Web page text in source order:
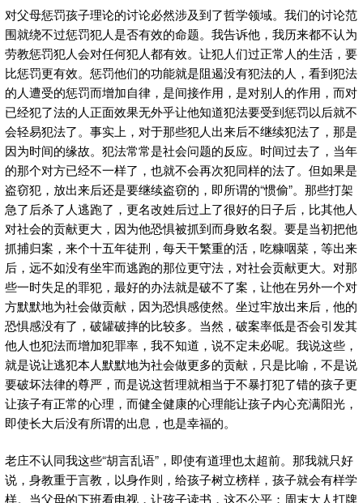
对父母惩罚孩子理论的讨论必然涉及到了哲学领域。我们的讨论范
围就绕不过惩罚犯人是否有效的命题。我告诉他，我历来都不认为
劳教惩罚犯人会对任何犯人都有效。让犯人们过正常人的生活，要
比惩罚更有效。惩罚他们的功能就是阻遏没有犯法的人，看到犯法
的人遭受的惩罚而增加自律，是间接作用，是对别人的作用，而对
已经犯了法的人正面效果无外乎让他知道犯法要受到惩罚以后就不
会轻易犯法了。事实上，对于那些犯人出来后不继续犯法了，那是
因为时间的缘故。犯法常常是社会问题的反应。时间过去了，当年
的那个对方已经不一样了，也就不会再次犯同样的法了。但如果是
盗窃犯，放出来后还是要继续盗窃的，即所谓的“惯偷”。那些打架
急了后杀了人逃跑了，更名改姓后过上了很好的日子后，比其他人
对社会的贡献更大，因为他恐惧被抓到而身败名裂。要是当初把他
抓捕归案，来个十五年徒刑，每天干繁重的活，吃糠咽菜，等出来
后，远不如没有坐牢而逃跑的那位更守法，对社会贡献更大。对那
些一时失足的罪犯，最好的办法就是破不了案，让他在另外一个对
方默默地为社会做贡献，因为恐惧感使然。坐过牢放出来后，他的
恐惧感没有了，破罐破摔的比较多。当然，破案率低是否会引发其
他人也犯法而增加犯罪率，我不知道，说不定未必呢。我说这些，
就是说让逃犯本人默默地为社会做更多的贡献，只是比喻，不是说
要破坏法律的尊严，而是说这哲理就相当于不暴打犯了错的孩子更
让孩子有正常的心理，而健全健康的心理能让孩子内心充满阳光，
即使长大后没有所谓的出息，也是幸福的。
老庄不认同我这些“胡言乱语”，即使有道理也太超前。那我就只好
说，身教重于言教，以身作则，给孩子树立榜样，孩子就会有样学
样。当父母的下班看电视，让孩子读书，这不公平；周末大人打牌